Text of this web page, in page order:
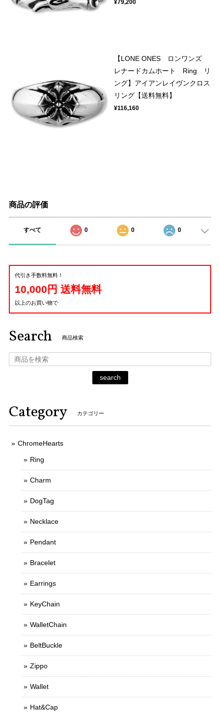
¥79,200
【LONE ONES ロンワンズ
レナードカムホート Ring リ
ング】アイアンレイヴンクロス
リング【送料無料】
¥116,160
商品の評価
すべて 0 0 0
代引き手数料無料！
10,000円 送料無料
以上のお買い物で
Search 商品検索
search
Category カテゴリー
ChromeHearts
Ring
Charm
DogTag
Necklace
Pendant
Bracelet
Earrings
KeyChain
WalletChain
BeltBuckle
Zippo
Wallet
Hat&Cap